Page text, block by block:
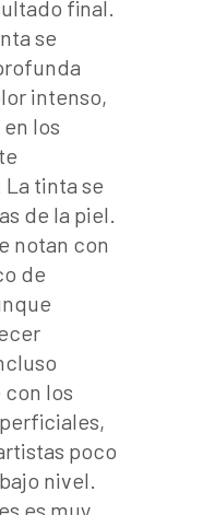
final.
se
intenso,
los
tinta se
de la piel.
notan con
de
con los
poco
nivel.
es muy